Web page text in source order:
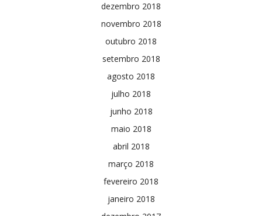
dezembro 2018
novembro 2018
outubro 2018
setembro 2018
agosto 2018
julho 2018
junho 2018
maio 2018
abril 2018
março 2018
fevereiro 2018
janeiro 2018